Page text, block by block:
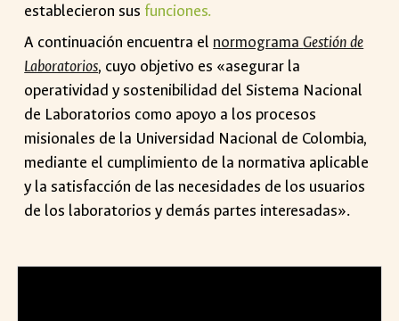
establecieron sus funciones.
A continuación encuentra el normogramaGestión de
Laboratorios, cuyo objetivo es «asegurar la
operatividad y sostenibilidad del Sistema Nacional
de Laboratorios como apoyo a los procesos
misionales de la Universidad Nacional de Colombia,
mediante el cumplimiento de la normativa aplicable
y la satisfacción de las necesidades de los usuarios
de los laboratorios y demás partes interesadas».